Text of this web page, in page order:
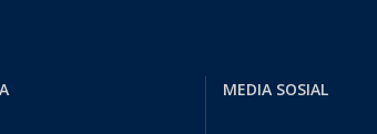
MEDIA SOSIAL